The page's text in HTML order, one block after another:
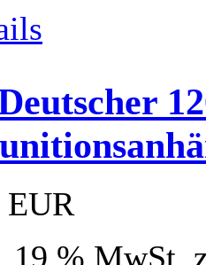
EUR
19 % MwSt.